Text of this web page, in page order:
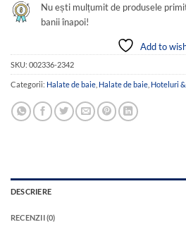
Nu ești mulțumit de produsele
banii înapoi!
Add to
SKU: 002336-2342
Categorii: Halate de baie Halate de baie Hoteluri
DESCRIERE
RECENZII (0)